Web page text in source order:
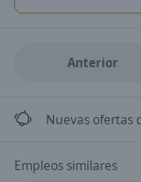
Anterior
Nuevas ofertas
Empleos similares